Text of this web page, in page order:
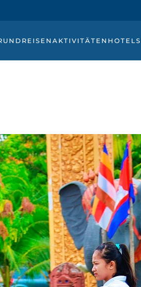
AKTIVITÄTEN HOTELS